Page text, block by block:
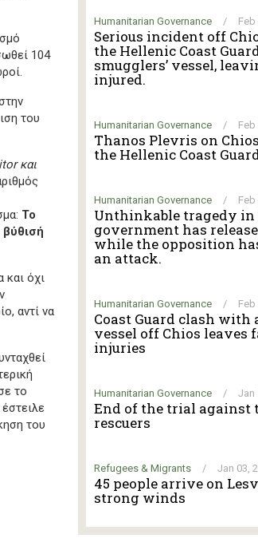
104
του
και
Το
και όχι
αντί να
το
του
Humanitarian Governance / Feb
Serious incident off
the Hellenic Coast
smugglers’ vessel,
injured.
Humanitarian Governance / Feb
Thanos Plevris on
the Hellenic Coast
Humanitarian Governance / Feb
Unthinkable tragedy in
government has
while the opposition
an attack.
Humanitarian Governance / Feb
Coast Guard clash with
vessel off Chios leaves
injuries
Humanitarian Governance / Jan
End of the trial against
rescuers
Refugees & Migrants / Jan 03,
45 people arrive on
strong winds